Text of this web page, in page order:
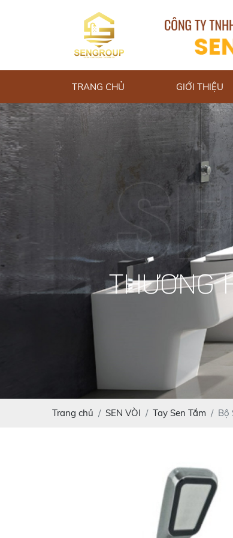
TRANG CHỦ GIỚI THIỆU
THƯƠNG
Trang chủ SEN VÒI Tay Sen Tắm Bộ